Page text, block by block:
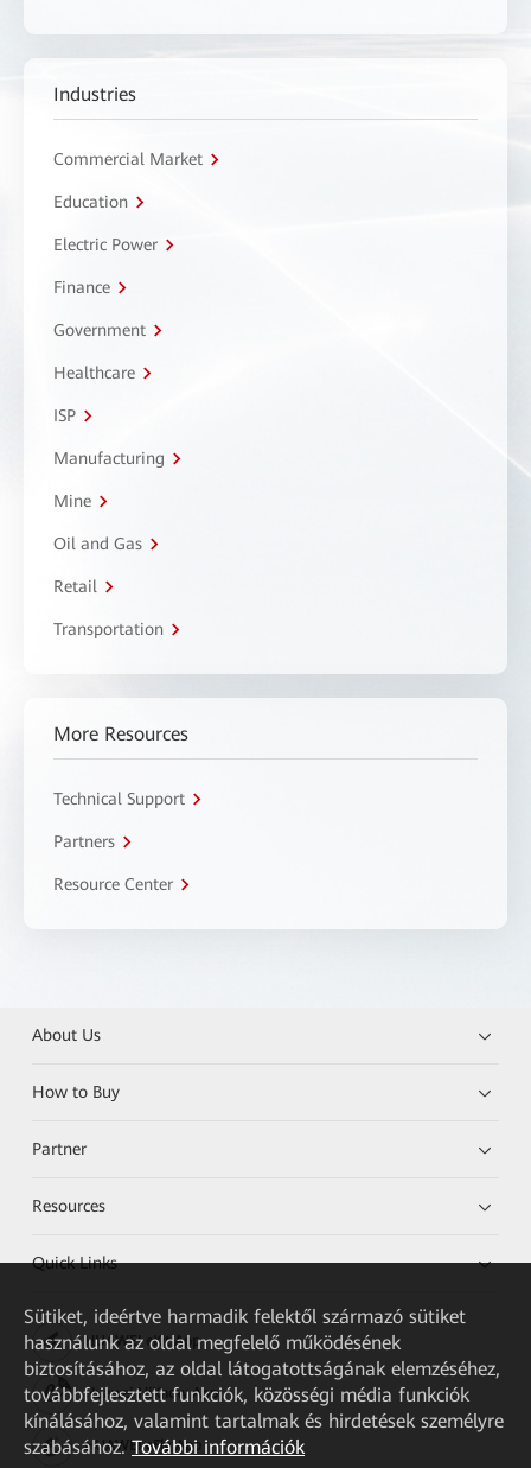
Industries
Commercial Market
Education
Electric Power
Finance
Government
Healthcare
ISP
Manufacturing
Mine
Oil and Gas
Retail
Transportation
More Resources
Technical Support
Partners
Resource Center
About Us
How to Buy
Partner
Resources
Quick Links
HUAWEI eKit App
Huawei HiKnow App
HUAWEI eFly App
Sütiket, ideértve harmadik felektől származó sütiket
használunk az oldal megfelelő működésének
biztosításához, az oldal látogatottságának elemzéséhez,
továbbfejlesztett funkciók, közösségi média funkciók
kínálásához, valamint tartalmak és hirdetések személyre
szabásához. További információk